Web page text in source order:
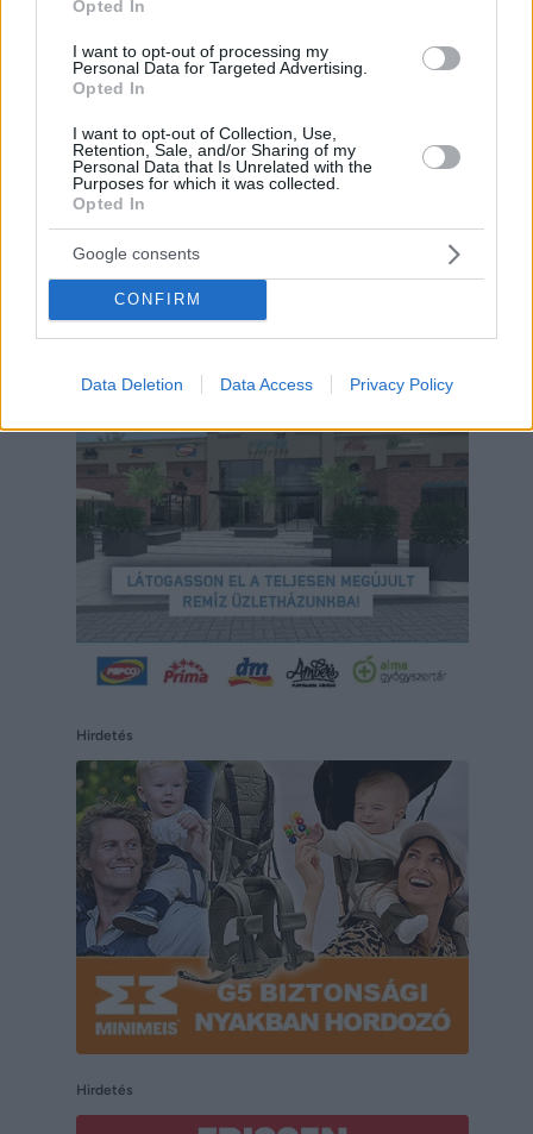
Opted In
I want to opt-out of processing my
Personal Data for Targeted Advertising.
Opted In
I want to opt-out of Collection, Use,
Retention, Sale, and/or Sharing of my
Personal Data that Is Unrelated with the
Purposes for which it was collected.
Opted In
Google consents
CONFIRM
Data Deletion Data Access Privacy Policy
Hirdetés
Hirdetés
Hirdetés